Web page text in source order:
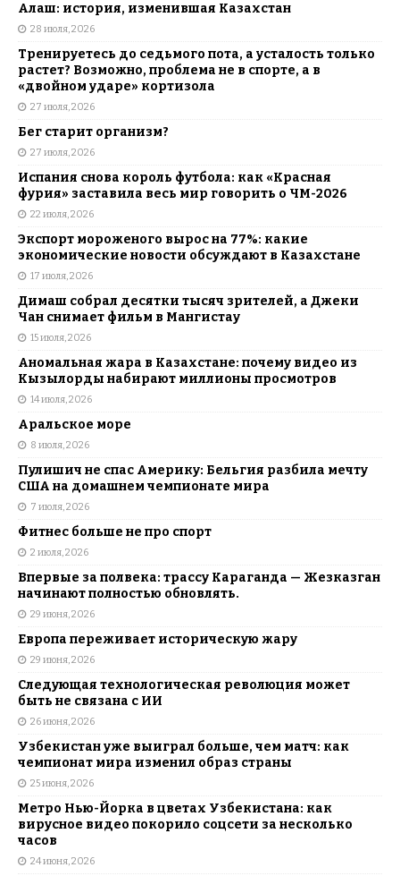
Алаш: история, изменившая Казахстан
28 июля, 2026
Тренируетесь до седьмого пота, а усталость только
растет? Возможно, проблема не в спорте, а в
«двойном ударе» кортизола
27 июля, 2026
Бег старит организм?
27 июля, 2026
Испания снова король футбола: как «Красная
фурия» заставила весь мир говорить о ЧМ-2026
22 июля, 2026
Экспорт мороженого вырос на 77%: какие
экономические новости обсуждают в Казахстане
17 июля, 2026
Димаш собрал десятки тысяч зрителей, а Джеки
Чан снимает фильм в Мангистау
15 июля, 2026
Аномальная жара в Казахстане: почему видео из
Кызылорды набирают миллионы просмотров
14 июля, 2026
Аральское море
8 июля, 2026
Пулишич не спас Америку: Бельгия разбила мечту
США на домашнем чемпионате мира
7 июля, 2026
Фитнес больше не про спорт
2 июля, 2026
Впервые за полвека: трассу Караганда — Жезказган
начинают полностью обновлять.
29 июня, 2026
Европа переживает историческую жару
29 июня, 2026
Следующая технологическая революция может
быть не связана с ИИ
26 июня, 2026
Узбекистан уже выиграл больше, чем матч: как
чемпионат мира изменил образ страны
25 июня, 2026
Метро Нью-Йорка в цветах Узбекистана: как
вирусное видео покорило соцсети за несколько
часов
24 июня, 2026